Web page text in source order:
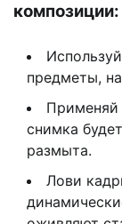
композиции:
предметы,
Применяй
снимка
размыта.
Лови